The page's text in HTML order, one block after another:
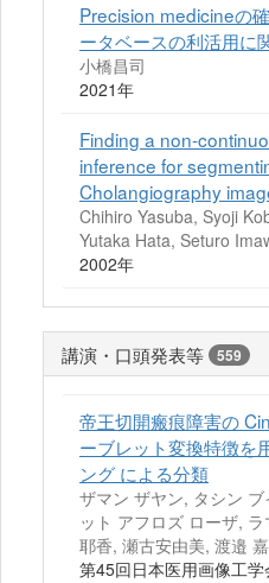
Precision medicineの
ータベースの利活用に
小橋昌司
2021年
Finding a non-
inference for
Cholangiography
Chihiro Yasuba, Syoji
Yutaka Hata, Seturo
2002年
講演・口頭発表等 559
帝王切開瘢痕障害の
ーブレット変換特徴を
ング による分類
ザマン ザヤン, タシン
ット アフロズ ローザ,
耶香, 瀬古安由美, 渡邉
第45回日本医用画像工学